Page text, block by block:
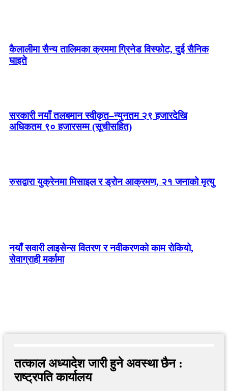
कैलालीमा सैन्य तालिमका क्रममा ग्रिनेड विस्फोट, दुई सैनिक
घाइते
सरकारी नयाँ तलबमान स्वीकृत–न्युनतम २९ हजारदेखि
अधिकतम ९० हजारसम्म (सूचीसहित)
रुसद्वारा युक्रेनमा मिसाइल र ड्रोन आक्रमण, २१ जनाको मृत्यु
नयाँ सवारी लाइसेन्स वितरण र नवीकरणको काम रोकियो,
सेवाग्राही मर्कामा
तत्काल अध्यादेश जारी हुने अवस्था छैन :
राष्ट्रपति कार्यालय